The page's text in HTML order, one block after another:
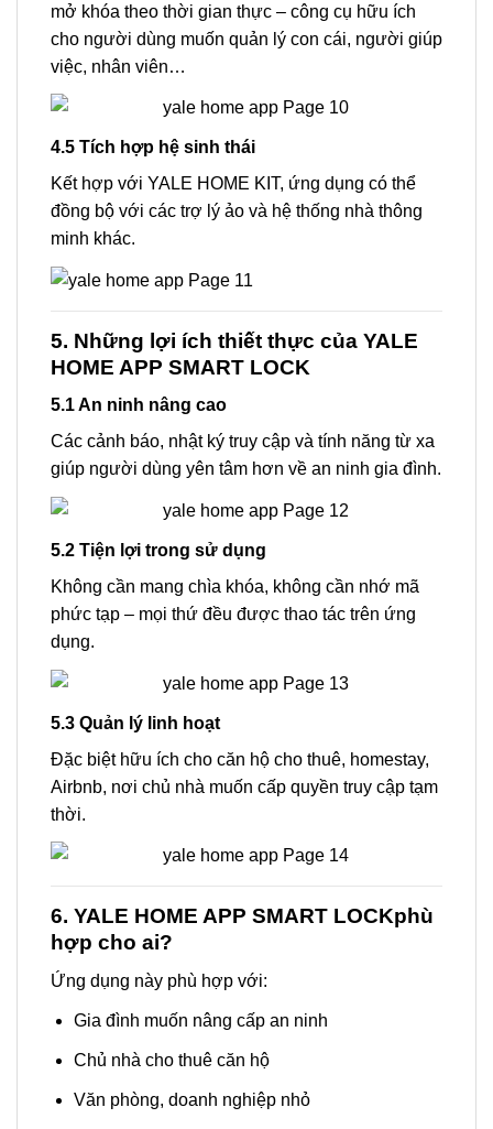
mở khóa theo thời gian thực – công cụ hữu ích
cho người dùng muốn quản lý con cái, người giúp
việc, nhân viên…
4.5 Tích hợp hệ sinh thái
Kết hợp với YALE HOME KIT, ứng dụng có thể
đồng bộ với các trợ lý ảo và hệ thống nhà thông
minh khác.
5. Những lợi ích thiết thực của YALE
HOME APP SMART LOCK
5.1 An ninh nâng cao
Các cảnh báo, nhật ký truy cập và tính năng từ xa
giúp người dùng yên tâm hơn về an ninh gia đình.
5.2 Tiện lợi trong sử dụng
Không cần mang chìa khóa, không cần nhớ mã
phức tạp – mọi thứ đều được thao tác trên ứng
dụng.
5.3 Quản lý linh hoạt
Đặc biệt hữu ích cho căn hộ cho thuê, homestay,
Airbnb, nơi chủ nhà muốn cấp quyền truy cập tạm
thời.
6. YALE HOME APP SMART LOCKphù
hợp cho ai?
Ứng dụng này phù hợp với:
Gia đình muốn nâng cấp an ninh
Chủ nhà cho thuê căn hộ
Văn phòng, doanh nghiệp nhỏ